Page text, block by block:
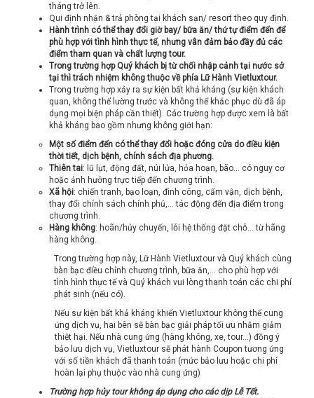
tháng trở lên.
Qui định nhận & trả phòng tại khách sạn/ resort theo quy định.
Hành trình có thể thay đổi giờ bay/ bữa ăn/ thứ tự điểm đến để
phù hợp với tình hình thực tế, nhưng vẫn đảm bảo đầy đủ các
điểm tham quan và chất lượng tour.
Trong trường hợp Quý khách bị từ chối nhập cảnh tại nước sở
tại thì trách nhiệm không thuộc về phía Lữ Hành Vietluxtour.
Trong trường hợp xảy ra sự kiện bất khả kháng (sự kiện khách
quan, không thể lường trước và không thể khắc phục dù đã áp
dụng mọi biện pháp cần thiết). Các trường hợp được xem là bất
khả kháng bao gồm nhưng không giới hạn:
Một số điểm đến có thể thay đổi hoặc đóng cửa do điều kiện
thời tiết, dịch bệnh, chính sách địa phương.
Thiên tai: lũ lụt, động đất, núi lửa, hỏa hoạn, bão… có nguy cơ
hoặc ảnh hưởng trực tiếp đến chương trình.
Xã hội: chiến tranh, bạo loạn, đình công, cấm vận, dịch bệnh,
thay đổi chính sách chính phủ,… tác động đến địa điểm trong
chương trình.
Hàng không: hoãn/hủy chuyến, lỗi hệ thống đặt chỗ… từ hãng
hàng không.
Trong trường hợp này, Lữ Hành Vietluxtour và Quý khách cùng
bàn bạc điều chỉnh chương trình, bữa ăn,… cho phù hợp với
tình hình thực tế và Quý khách vui lòng thanh toán các chi phí
phát sinh (nếu có).
Nếu sự kiện bất khả kháng khiến Vietluxtour không thể cung
ứng dịch vụ, hai bên sẽ bàn bạc giải pháp tối ưu nhằm giảm
thiệt hại. Nếu nhà cung ứng (hàng không, xe, tour…) đồng ý
bảo lưu dịch vụ, Vietluxtour sẽ phát hành Coupon tương ứng
với số tiền khách đã thanh toán (mức bảo lưu hoặc chi phí
hoàn lại phụ thuộc vào nhà cung ứng)
Trường hợp hủy tour không áp dụng cho các dịp Lễ Tết.